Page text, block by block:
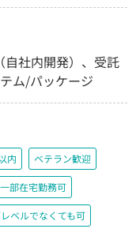
社内開発）、受託
ム/パッケージ
内 ベテラン歓迎
一部在宅勤務可
ベルでなくても可